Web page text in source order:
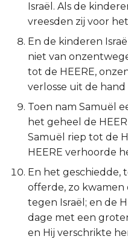
Jakobus
1 Petrus
2 Petrus
1 Johannes
2 Johannes
Judas
Openbaring
Israël. Als de
vreesden zij voor
En de kinderen
niet van
tot de HEERE,
verlosse uit de hand
Toen nam Samuël
het geheel de
Samuël riep tot de
HEERE verhoorde
En het geschiedde,
offerde, zo kwamen
tegen Israël; en de
dage met een
en Hij verschrikte